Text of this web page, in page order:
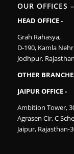
OUR OFFICES –
HEAD OFFICE -
Grah Rahasya,
D-190, Kamla
Jodhpur,
OTHER
JAIPUR OFFICE -
Ambition Tower,
Agrasen Cir, C
Jaipur, Rajasthan-